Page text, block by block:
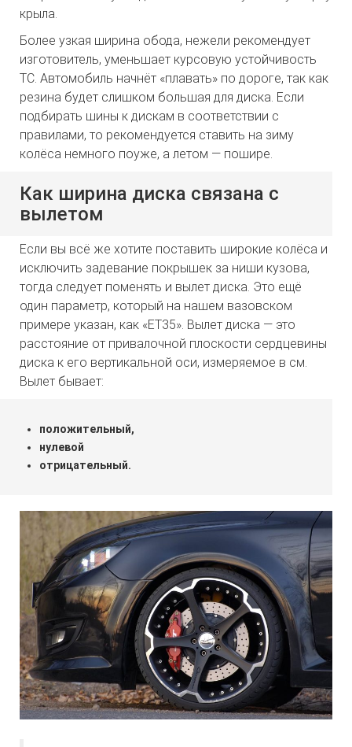
крыла.
Более узкая ширина обода, нежели рекомендует
изготовитель, уменьшает курсовую устойчивость
ТС. Автомобиль начнёт «плавать» по дороге, так как
резина будет слишком большая для диска. Если
подбирать шины к дискам в соответствии с
правилами, то рекомендуется ставить на зиму
колёса немного поуже, а летом — пошире.
Как ширина диска связана с
вылетом
Если вы всё же хотите поставить широкие колёса и
исключить задевание покрышек за ниши кузова,
тогда следует поменять и вылет диска. Это ещё
один параметр, который на нашем вазовском
примере указан, как «ЕТ35». Вылет диска — это
расстояние от привалочной плоскости сердцевины
диска к его вертикальной оси, измеряемое в см.
Вылет бывает:
положительный,
нулевой
отрицательный.